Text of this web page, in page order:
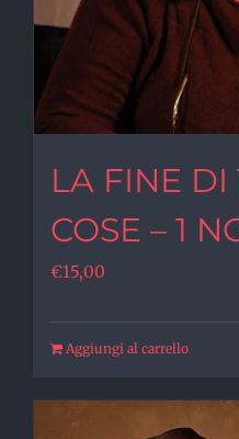
LA FINE DI
COSE – 1
€15,00
Aggiungi al carrello